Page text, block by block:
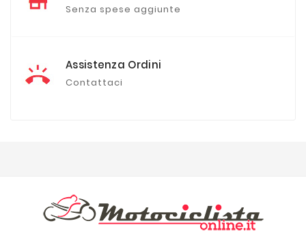
Senza spese aggiunte
Assistenza Ordini
Contattaci